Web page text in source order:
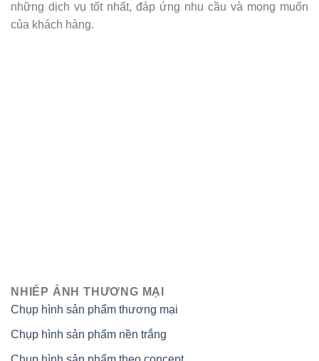
những dịch vụ tốt nhất, đáp ứng nhu cầu và mong muốn
của khách hàng.
NHIẾP ẢNH THƯƠNG MẠI
Chụp hình sản phẩm thương mại
Chụp hình sản phẩm nền trắng